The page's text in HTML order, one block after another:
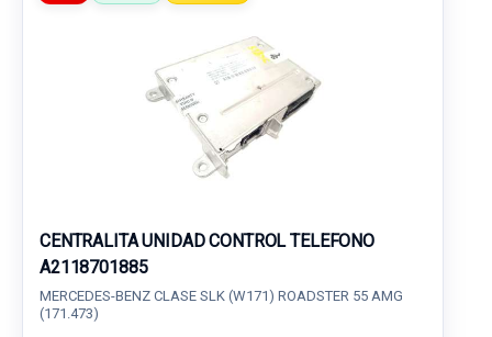
CENTRALITA UNIDAD CONTROL TELEFONO
A2118701885
MERCEDES-BENZ CLASE SLK (W171) ROADSTER 55 AMG
(171.473)